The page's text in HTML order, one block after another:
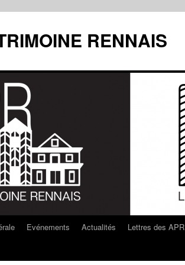
RENNAIS
Evénements Actualités Lettres des APR